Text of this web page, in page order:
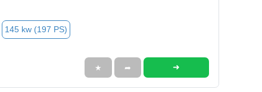
145 kw (197 PS)
★ ➦ ➜